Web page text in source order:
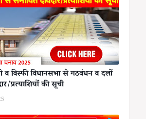
व बिस्फी विधानसभा से गठबंधन व दलों
प्रत्याशियों की सूची